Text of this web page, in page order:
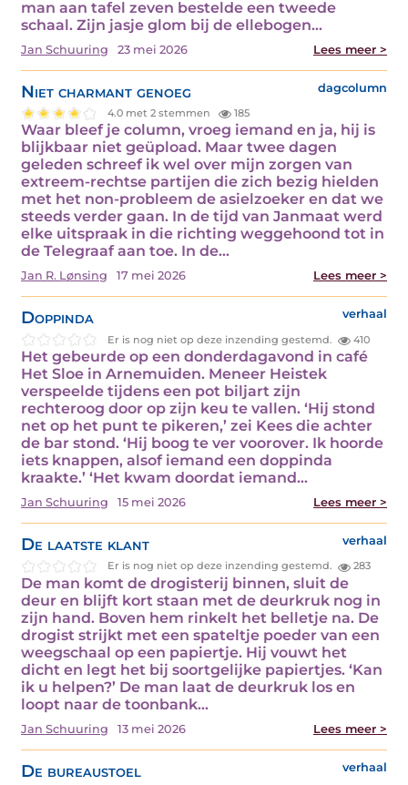
man aan tafel zeven bestelde een tweede
schaal. Zijn jasje glom bij de ellebogen…
Jan Schuuring 23 mei 2026 Lees meer >
Niet charmant genoeg dagcolumn
4.0 met 2 stemmen 185
Waar bleef je column, vroeg iemand en ja, hij is
blijkbaar niet geüpload. Maar twee dagen
geleden schreef ik wel over mijn zorgen van
extreem-rechtse partijen die zich bezig hielden
met het non-probleem de asielzoeker en dat we
steeds verder gaan. In de tijd van Janmaat werd
elke uitspraak in die richting weggehoond tot in
de Telegraaf aan toe. In de…
Jan R. Lønsing 17 mei 2026 Lees meer >
Doppinda verhaal
Er is nog niet op deze inzending gestemd. 410
Het gebeurde op een donderdagavond in café
Het Sloe in Arnemuiden. Meneer Heistek
verspeelde tijdens een pot biljart zijn
rechteroog door op zijn keu te vallen. ‘Hij stond
net op het punt te pikeren,’ zei Kees die achter
de bar stond. ‘Hij boog te ver voorover. Ik hoorde
iets knappen, alsof iemand een doppinda
kraakte.’ ‘Het kwam doordat iemand…
Jan Schuuring 15 mei 2026 Lees meer >
De laatste klant verhaal
Er is nog niet op deze inzending gestemd. 283
De man komt de drogisterij binnen, sluit de
deur en blijft kort staan met de deurkruk nog in
zijn hand. Boven hem rinkelt het belletje na. De
drogist strijkt met een spateltje poeder van een
weegschaal op een papiertje. Hij vouwt het
dicht en legt het bij soortgelijke papiertjes. ‘Kan
ik u helpen?’ De man laat de deurkruk los en
loopt naar de toonbank…
Jan Schuuring 13 mei 2026 Lees meer >
De bureaustoel verhaal